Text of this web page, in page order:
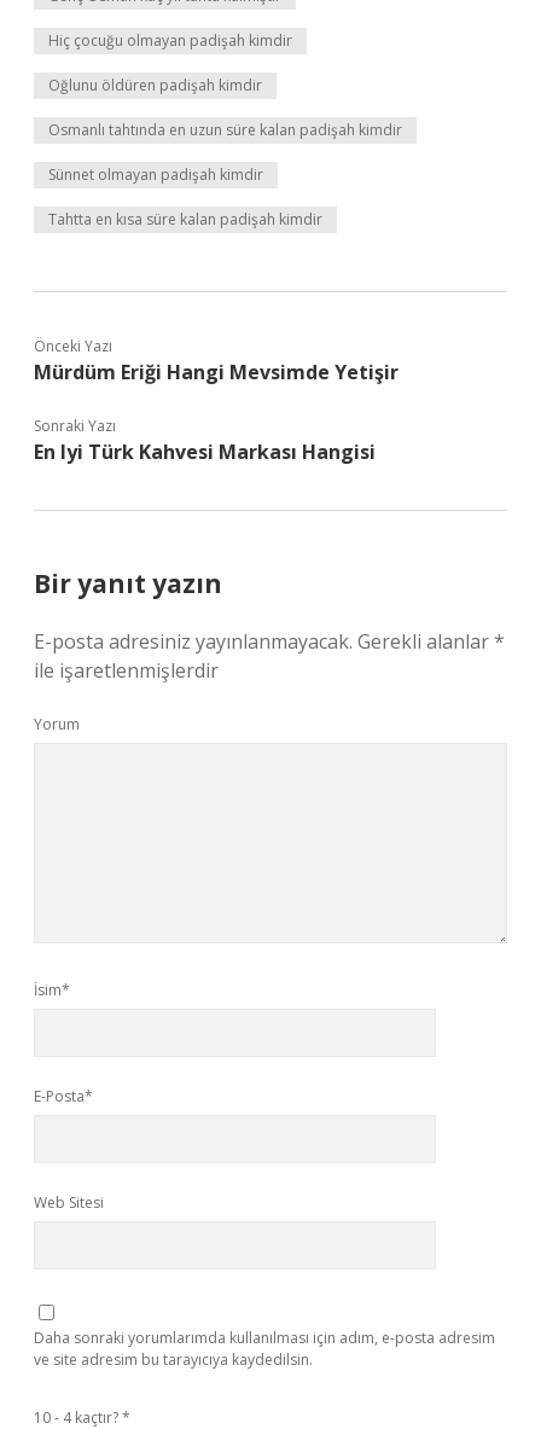
Hiç çocuğu olmayan padişah kimdir
Oğlunu öldüren padişah kimdir
Osmanlı tahtında en uzun süre kalan padişah kimdir
Sünnet olmayan padişah kimdir
Tahtta en kısa süre kalan padişah kimdir
Önceki Yazı
Mürdüm Eriği Hangi Mevsimde Yetişir
Sonraki Yazı
En Iyi Türk Kahvesi Markası Hangisi
Bir yanıt yazın
E-posta adresiniz yayınlanmayacak. Gerekli alanlar*
ile işaretlenmişlerdir
Yorum
İsim*
E-Posta*
Web Sitesi
Daha sonraki yorumlarımda kullanılması için adım, e-posta adresim
ve site adresim bu tarayıcıya kaydedilsin.
10 - 4 kaçtır?*